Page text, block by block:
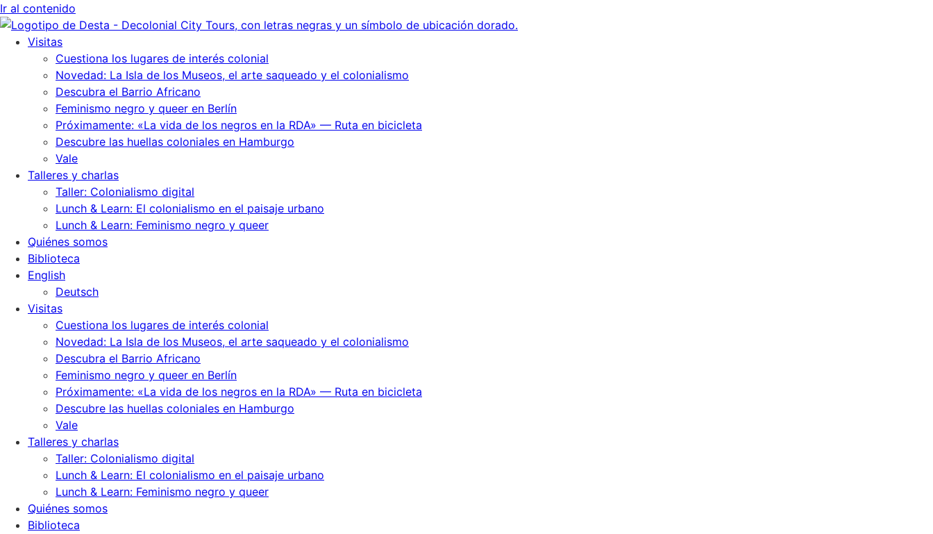
Ir al contenido
Visitas
Cuestiona los lugares de interés colonial
Novedad: La Isla de los Museos, el arte saqueado y el colonialismo
Descubra el Barrio Africano
Feminismo negro y queer en Berlín
Próximamente: «La vida de los negros en la RDA» — Ruta en bicicleta
Descubre las huellas coloniales en Hamburgo
Vale
Talleres y charlas
Taller: Colonialismo digital
Lunch & Learn: El colonialismo en el paisaje urbano
Lunch & Learn: Feminismo negro y queer
Quiénes somos
Biblioteca
English
Deutsch
Visitas
Cuestiona los lugares de interés colonial
Novedad: La Isla de los Museos, el arte saqueado y el colonialismo
Descubra el Barrio Africano
Feminismo negro y queer en Berlín
Próximamente: «La vida de los negros en la RDA» — Ruta en bicicleta
Descubre las huellas coloniales en Hamburgo
Vale
Talleres y charlas
Taller: Colonialismo digital
Lunch & Learn: El colonialismo en el paisaje urbano
Lunch & Learn: Feminismo negro y queer
Quiénes somos
Biblioteca